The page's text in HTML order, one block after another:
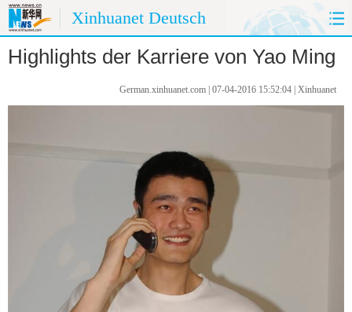
Xinhuanet Deutsch
HOME CHINA HEUTE
CHINA&AUßENWELT
SPRACHKURS
KÜCHE
Highlights der Karriere von Yao Ming
German.xinhuanet.com | 07-04-2016 15:52:04 | Xinhuanet